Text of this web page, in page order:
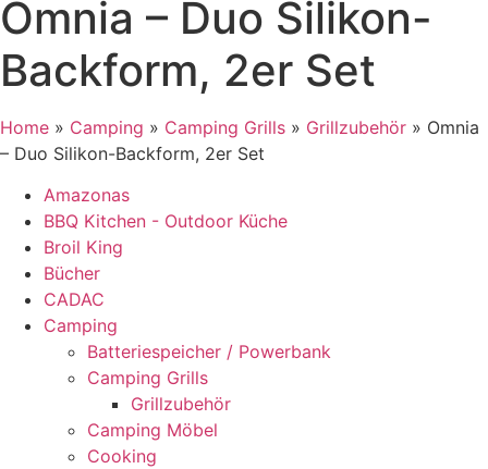
Omnia – Duo Silikon-
Backform, 2er Set
Home » Camping » Camping Grills » Grillzubehör » Omnia
– Duo Silikon-Backform, 2er Set
Amazonas
BBQ Kitchen - Outdoor Küche
Broil King
Bücher
CADAC
Camping
Batteriespeicher / Powerbank
Camping Grills
Grillzubehör
Camping Möbel
Cooking